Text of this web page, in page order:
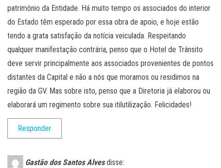
patrimônio da Entidade. Há muito tempo os associados do interior
do Estado têm esperado por essa obra de apoio, e hoje estão
tendo a grata satisfação da notícia veiculada. Respeitando
qualquer manifestação contrária, penso que o Hotel de Trânsito
deve servir principalmente aos associados provenientes de pontos
distantes da Capital e não a nós que moramos ou residimos na
região da GV. Mas sobre isto, penso que a Diretoria já elaborou ou
elaborará um regimento sobre sua itilutilização. Felicidades!
Responder
Gastão dos Santos Alves disse: